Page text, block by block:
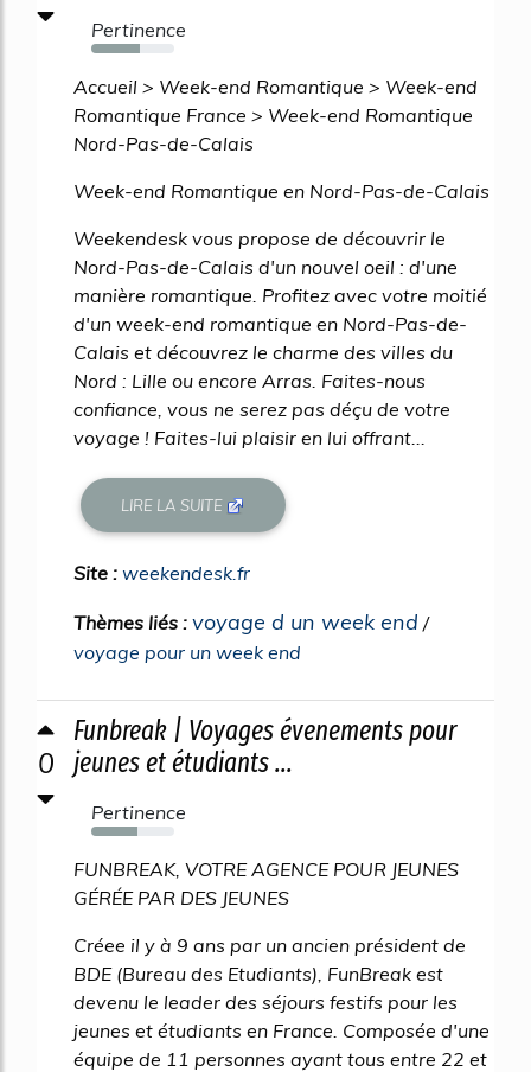
Pertinence
58%
Accueil > Week-end Romantique > Week-end
Romantique France > Week-end Romantique
Nord-Pas-de-Calais
Week-end Romantique en Nord-Pas-de-Calais
Weekendesk vous propose de découvrir le
Nord-Pas-de-Calais d'un nouvel oeil : d'une
manière romantique. Profitez avec votre moitié
d'un week-end romantique en Nord-Pas-de-
Calais et découvrez le charme des villes du
Nord : Lille ou encore Arras. Faites-nous
confiance, vous ne serez pas déçu de votre
voyage ! Faites-lui plaisir en lui offrant...
LIRE LA SUITE
Site : weekendesk.fr
Thèmes liés : voyage d un week end /
voyage pour un week end
0
Funbreak | Voyages évenements pour
jeunes et étudiants ...
Pertinence
56%
FUNBREAK, VOTRE AGENCE POUR JEUNES
GÉRÉE PAR DES JEUNES
Créee il y à 9 ans par un ancien président de
BDE (Bureau des Etudiants), FunBreak est
devenu le leader des séjours festifs pour les
jeunes et étudiants en France. Composée d'une
équipe de 11 personnes ayant tous entre 22 et